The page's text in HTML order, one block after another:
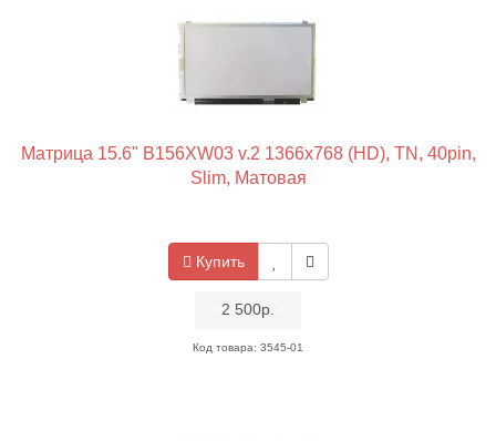
Матрица 15.6" B156XW03 v.2 1366x768 (HD), TN, 40pin,
Slim, Матовая
Купить
2 500р.
Код товара: 3545-01